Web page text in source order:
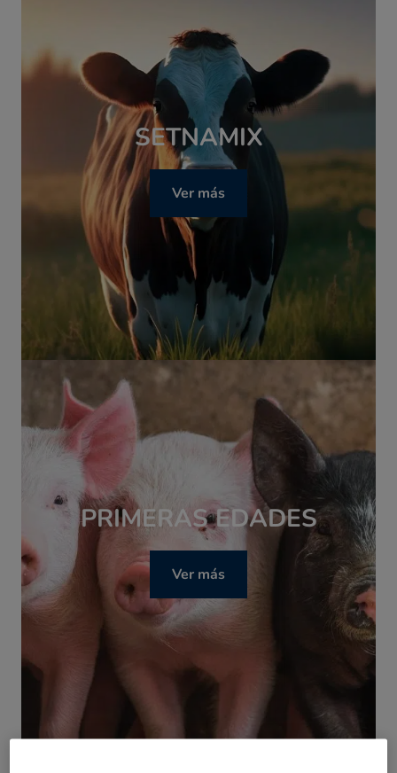
SETNAMIX
Ver más
PRIMERAS EDADES
Ver más